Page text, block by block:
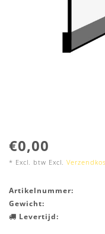
€0,00
* Excl. btw Excl.
Artikelnummer:
Gewicht:
Levertijd: